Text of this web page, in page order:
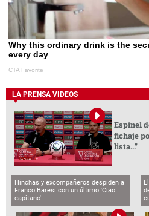
LA PRENSA VIDEOS
Espinel
fichaje
lista..."
Hinchas y excompañeros despiden a
Franco Baresi con un último 'Ciao
capitano'